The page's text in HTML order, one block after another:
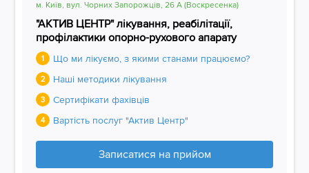
м. Київ, вул. Чорних Запорожців, 26 А (Воскресенка)
"АКТИВ ЦЕНТР" лікування, реабілітації,
профілактики опорно-рухового апарату
1 Що ми лікуємо, з якими станами працюємо?
2 Наші методики лікування
3 Сертифікати фахівців
4 Вартість послуг "Актив Центр"
Записатися на прийом